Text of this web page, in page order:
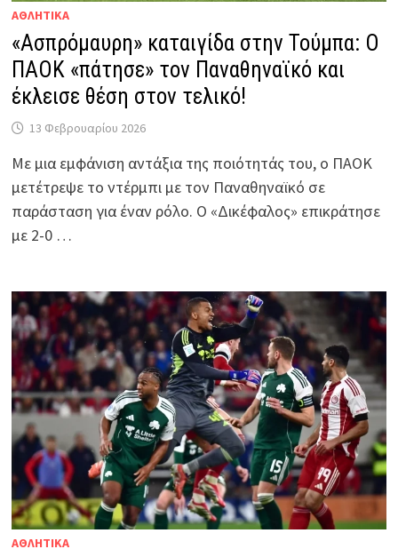
ΑΘΛΗΤΙΚΑ
«Ασπρόμαυρη» καταιγίδα στην Τούμπα: Ο
ΠΑΟΚ «πάτησε» τον Παναθηναϊκό και
έκλεισε θέση στον τελικό!
13 Φεβρουαρίου 2026
Με μια εμφάνιση αντάξια της ποιότητάς του, ο ΠΑΟΚ
μετέτρεψε το ντέρμπι με τον Παναθηναϊκό σε
παράσταση για έναν ρόλο. Ο «Δικέφαλος» επικράτησε
με 2-0 …
ΑΘΛΗΤΙΚΑ